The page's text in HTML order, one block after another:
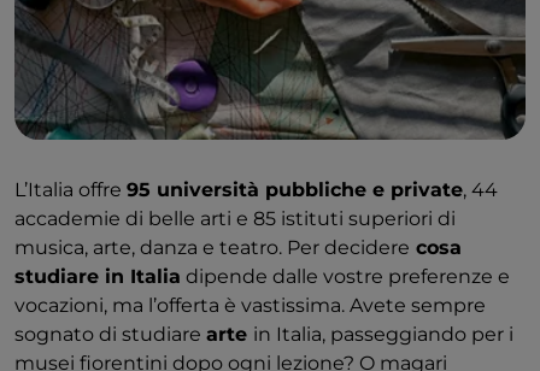
L’Italia offre 95 università pubbliche e private, 44
accademie di belle arti e 85 istituti superiori di
musica, arte, danza e teatro. Per decidere cosa
studiare in Italia dipende dalle vostre preferenze e
vocazioni, ma l’offerta è vastissima. Avete sempre
sognato di studiare arte in Italia, passeggiando per i
musei fiorentini dopo ogni lezione? O magari